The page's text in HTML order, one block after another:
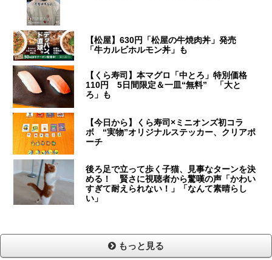
【松屋】630円「松屋の牛焼肉丼」発売
「牛カルビホルモン丼」も
【くら寿司】本マグロ「中とろ」特別価格
110円 5日間限定＆一皿“無料” 「大と
ろ」も
【今日から】くら寿司×ミニオンズ初コラ
ボ “実物”オリジナルステッカー、クリアポ
ーチ
後ろ足で立って歩く子猫、見事なターンを決
める！ 賢さに視聴者から驚嘆の声「かわい
すぎて耐えられない！」「なんて素晴らし
い」
もっと見る